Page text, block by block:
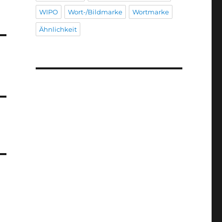
WIPO Wort-/Bildmarke Wortmarke
Ähnlichkeit